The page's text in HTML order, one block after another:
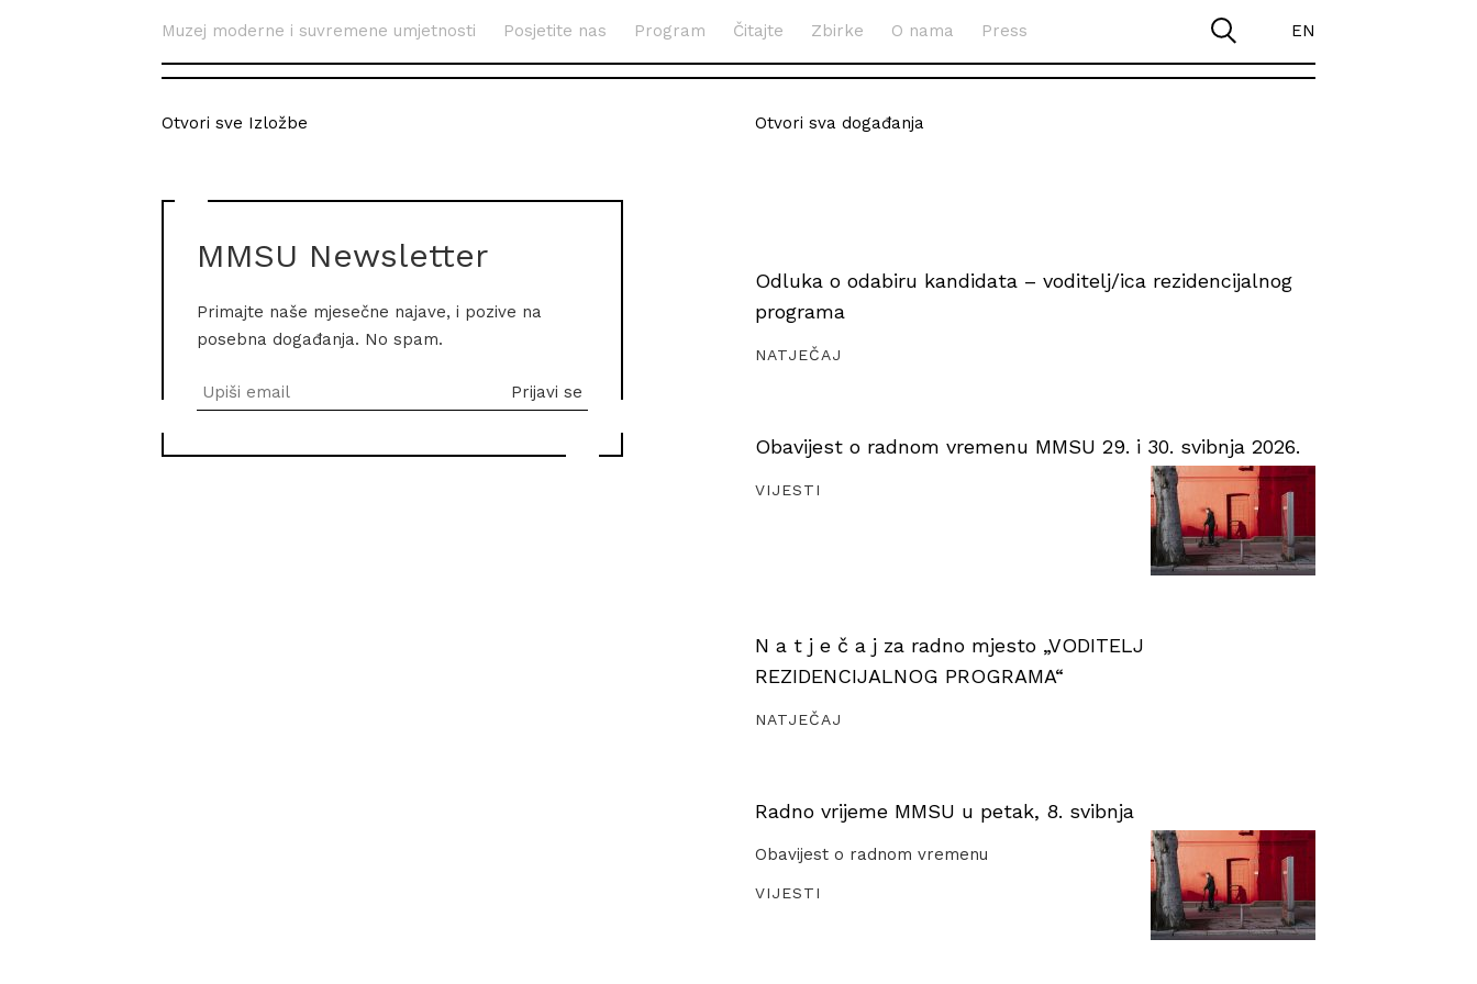
Muzej moderne i suvremene umjetnosti Posjetite nas Program Čitajte Zbirke O nama Press EN
Otvori sve Izložbe
MMSU Newsletter
Primajte naše mjesečne najave, i pozive na
posebna događanja. No spam.
Otvori sva događanja
Odluka o odabiru kandidata – voditelj/ica rezidencijalnog
programa
NATJEČAJ
Obavijest o radnom vremenu MMSU 29. i 30. svibnja 2026.
VIJESTI
N a t j e č a j za radno mjesto „VODITELJ
REZIDENCIJALNOG PROGRAMA“
NATJEČAJ
Radno vrijeme MMSU u petak, 8. svibnja
Obavijest o radnom vremenu
VIJESTI